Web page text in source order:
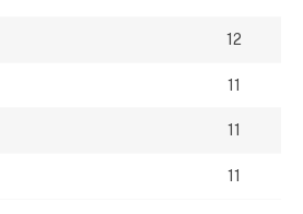
12
11
11
11